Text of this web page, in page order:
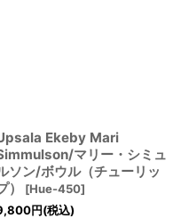
Ekeby Mari
マリー・シミュ
ソン/ボウル（チューリッ
）
[Hue-450]
円(税込)